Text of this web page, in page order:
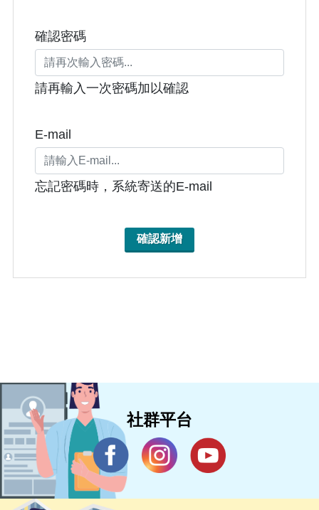
確認密碼
請再輸入一次密碼加以確認
E-mail
忘記密碼時，系統寄送的E-mail
確認新增
社群平台